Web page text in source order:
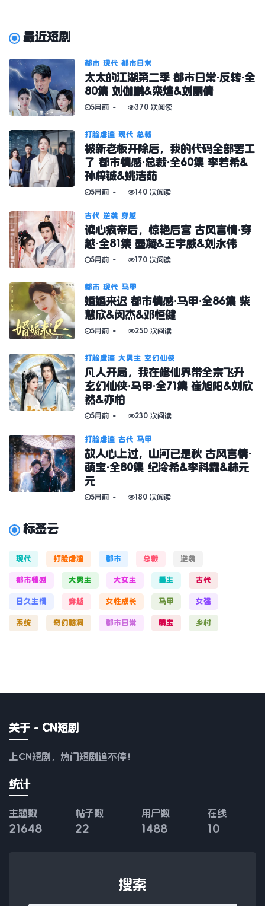
最近短剧
都市 现代 都市日常
太太的江湖第二季 都市日常·反转·全
80集 刘伽鹏&栾煊&刘丽倩
5月前 370 次阅读
打脸虐渣 现代 总裁
被新老板开除后，我的代码全部罢工
了 都市情感·总裁·全60集 李若希&
孙梓铖&姚洁茹
5月前 140 次阅读
古代 逆袭 穿越
读心疯帝后，惊艳后宫 古风言情·穿
越·全81集 墨凝&王宇威&刘永伟
5月前 170 次阅读
都市 现代 马甲
婚婚来迟 都市情感·马甲·全86集 柴
慧欣&闵杰&邓恒健
5月前 250 次阅读
打脸虐渣 大男主 玄幻仙侠
凡人开局，我在修仙界带全宗飞升
玄幻仙侠·马甲·全71集 崔旭阳&刘欣
然&亦柏
5月前 230 次阅读
打脸虐渣 古代 马甲
故人心上过，山河已是秋 古风言情·
萌宝·全80集 纪泠希&李科霖&林元
元
5月前 180 次阅读
标签云
现代 打脸虐渣 都市 总裁 逆袭
都市情感 大男主 大女主 重生 古代
日久生情 穿越 女性成长 马甲 女强
系统 奇幻脑洞 都市日常 萌宝 乡村
关于 - CN短剧
上CN短剧，热门短剧追不停！
统计
主题数
21648
帖子数
22
用户数
1488
在线
10
搜索